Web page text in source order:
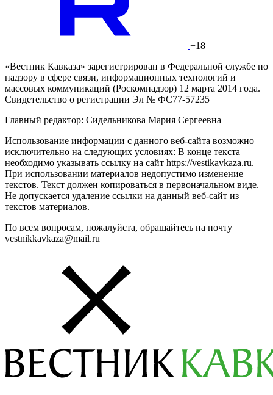
+18
«Вестник Кавказа» зарегистрирован в Федеральной службе по
надзору в сфере связи, информационных технологий и
массовых коммуникаций (Роскомнадзор) 12 марта 2014 года.
Свидетельство о регистрации Эл № ФС77-57235
Главный редактор: Сидельникова Мария Сергеевна
Использование информации с данного веб-сайта возможно
исключительно на следующих условиях: В конце текста
необходимо указывать ссылку на сайт https://vestikavkaza.ru.
При использовании материалов недопустимо изменение
текстов. Текст должен копироваться в первоначальном виде.
Не допускается удаление ссылки на данный веб-сайт из
текстов материалов.
По всем вопросам, пожалуйста, обращайтесь на почту
vestnikkavkaza@mail.ru